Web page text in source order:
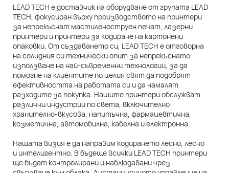
LEAD TECH е доставчик на оборудване от групата LEAD
TECH, фокусиран върху производството на принтери
за непрекъснат мастиленоструен печат, лазерни
принтери и принтери за кодиране на картонени
опаковки. От създаването си, LEAD TECH е отговорна
на солидния си технически опит за непрекъснато
използване на най-съвременни технологии, за да
помогне на клиентите по целия свят да подобрят
ефективността на работата си и да намалят
разходите за покупка. Нашите принтери обслужват
различни индустрии по света, включително
хранително-вкусова, напитъчна, фармацевтична,
козметична, автомобилна, кабелна и електронна.
Нашата визия е да направим кодирането лесно, лесно
и интелигентно. В бъдеще всички LEAD TECH принтери
ще бъдат контролирани и наблюдавани чрез